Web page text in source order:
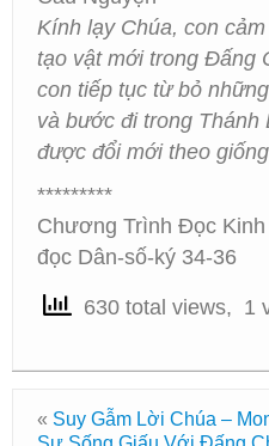
Kính lạy Chúa, con
tạo vật mới trong Đấng
con tiếp tục từ bỏ
và bước đi trong Thánh
được đổi mới theo
*********
Chương Trình Đọc
đọc Dân-số-ký 34-36
630 total views, 1
« Suy Gẫm Lời Chúa –